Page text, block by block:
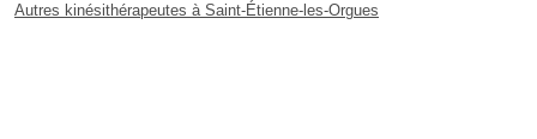
Autres kinésithérapeutes à Saint-Étienne-les-Orgues